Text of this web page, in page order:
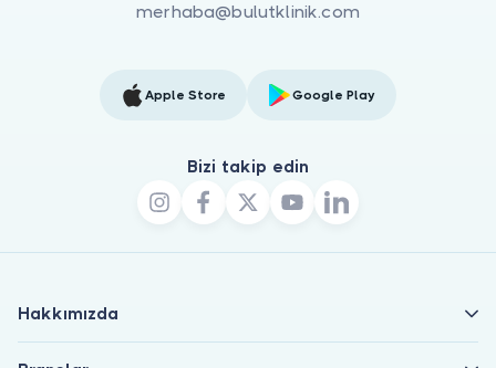
merhaba@bulutklinik.com
Apple Store Google Play
Bizi takip edin
Hakkımızda